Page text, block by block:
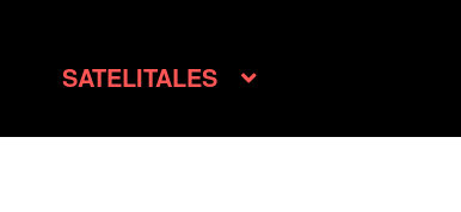
SATELITALES